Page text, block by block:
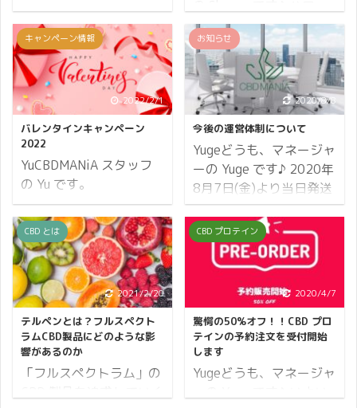
よ増税も目前に迫ってき
ました。 消費税を 10%
も払わなければならない
現実に頭がクラクラしま
すが、そうはいっても買
い物というのは生きる上
で切り離しにくいもので
すよね。 2% も増税され
ることでストレスを感じ
たり、心が穏やかではな
くなってしまったりもす
るのではないでしょう
か、、 心中お察ししま
す。Natsu そこで
CBDMANiA では増税前の
プレゼントキャンペーン
を緊急開催することに決
定いたしました！！ それ
では【緊急開催】増税前
のプレゼントキャ ...
ー、ライターのSheenaで
す♪ 突然ですが、今プロ
テインが熱いんです！ モ
デルさんのダイエットの
イメージとして思い浮か
ぶのが食べないダイエッ
なダイエットを行なって
いるモデルは少ないとい
います。 食べないダイエ
ットは筋肉の減少で逆に
痩せにくくなるだけでは
なく、健康なお肌や髪な
どを維持する栄養素まで
不足してしまいます。 近
年、最も注目されている
のがプロテインと適切な
エクササイズやトレーニ
ングによるボディメイク
キャンペーン情報
2022/2/1
バレンタインキャンペーン
2022
YuCBDMANiA スタッフ
の Yu です。
CBDMANiAのお得な情報
や素敵な製品のご紹介
を、これから楽しくお届
けいたします♪ 2月の大
きなイベントはバレンタ
インデー。 私の学校は女
子校だったのでバレンタ
インデー当日は友チョコ
をあげあうのが主流でし
た。 校則が厳しく普段チ
ョコを持ってくるのは
お知らせ
2020/8/8
今後の運営体制について
Yugeどうも、マネージャ
ーの Yuge です♪ 2020年
8月7日(金)より当日発送
の締め切りと電話お問い
合わせ窓口の受付時間が
変更となります。 現在
CBDMANiA のショールー
ム（店舗）は新型コロナ
ウイルスの影響で引き続
き営業は自粛しています
が、ウェブサイトではい
つでもお買い物ができま
すので是非ともご利用く
ださい。 それでは変更と
CBD とは
2021/2/20
テルペンとは？フルスペクト
ラムCBD製品にどのような影
響があるのか
「フルスペクトラム」の
CBD プロテイン
2020/4/7
驚愕の50%オフ！！CBD プロ
テインの予約注文を受付開始
します
Yugeどうも、マネージャ